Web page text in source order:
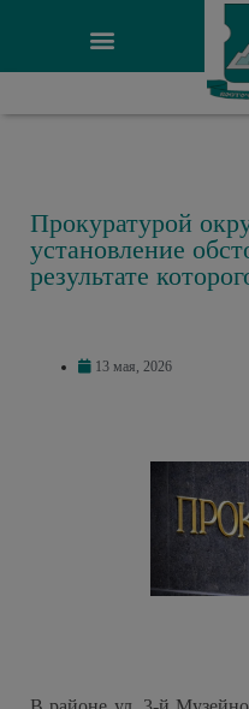
Прокуратурой
установление
результате
13 мая, 2026